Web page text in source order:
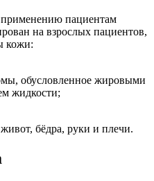
пациентам
на взрослых пациентов,
кожи:
обусловленное жировыми
жидкости;
бёдра, руки и плечи.